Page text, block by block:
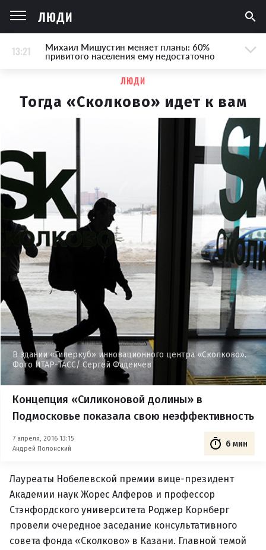
ЛЮДИ
13:21 Михаил Мишустин меняет планы: 60%
привитого населения ему недостаточно
ЛЮДИ
Тогда «Сколково» идет к вам
В здании «Гиперкуб» инновационного центра «Сколково».
Фото ИТАР-ТАСС/ Сергей Фадеичев
Концепция «Силиконовой долины» в
Подмосковье показала свою неэффективность
Андрей Полонский
7 апреля, 2016 13:15
6 мин
Лауреаты Нобелевской премии вице-президент
Академии наук Жорес Алферов и профессор
Стэнфордского университета Роджер Корнберг
провели очередное заседание консультативного
совета фонда «Сколково» в Казани. Главной темой